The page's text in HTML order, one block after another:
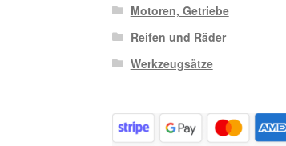
Motoren, Getriebe
Reifen und Räder
Werkzeugsätze